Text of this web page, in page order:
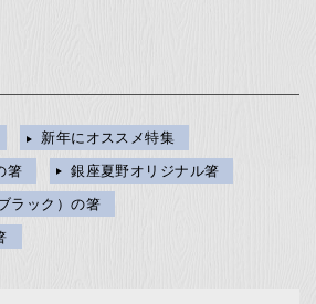
新年にオススメ特集
箸
銀座夏野オリジナル箸
ラック）の箸